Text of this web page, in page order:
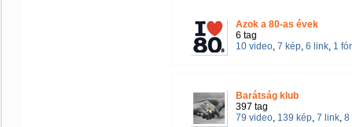
Azok a 80-as évek
6 tag
10 video, 7 kép, 6 link, 1
Barátság klub
397 tag
79 video, 139 kép, 7 link, 8